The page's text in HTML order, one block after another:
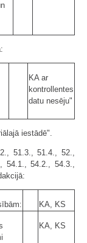
KA ar
kontrollentes
datu nesēju"
iestādē".
51.3., 51.4., 52.,
54.1., 54.2., 54.3.,
KA, KS
KA, KS